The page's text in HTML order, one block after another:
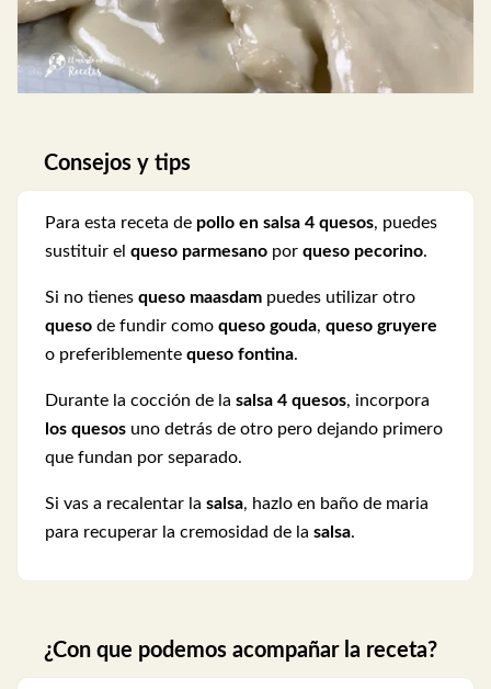
Consejos y tips
Para esta receta de pollo en salsa 4 quesos, puedes
sustituir el queso parmesano por queso pecorino.
Si no tienes queso maasdam puedes utilizar otro
queso de fundir como queso gouda, queso gruyere
o preferiblemente queso fontina.
Durante la cocción de la salsa 4 quesos, incorpora
los quesos uno detrás de otro pero dejando primero
que fundan por separado.
Si vas a recalentar la salsa, hazlo en baño de maria
para recuperar la cremosidad de la salsa.
¿Con que podemos acompañar la receta?